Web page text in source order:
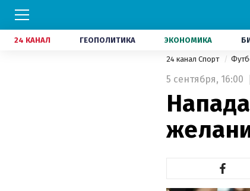
24 КАНАЛ ГЕОПОЛИТИКА ЭКОНОМИКА
24 канал Спорт
5 сентября, 16:00